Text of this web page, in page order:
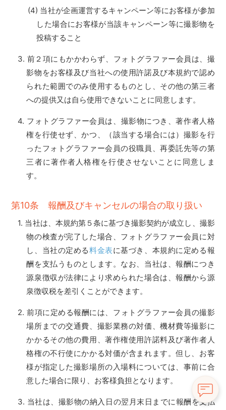
当社が企画運営するキャンペーン等にお客様が参加
した場合にお客様が当該キャンペーン等に撮影物を
投稿すること
前２項にもかかわらず、フォトグラファー会員は、撮
影物をお客様及び当社への使用許諾及び本規約で認め
られた範囲でのみ使用するものとし、その他の第三者
への提供又は自ら使用できないことに同意します。
フォトグラファー会員は、撮影物につき、著作者人格
権を行使せず、かつ、（該当する場合には）撮影を行
ったフォトグラファー会員の役職員、再委託先等の第
三者に著作者人格権を行使させないことに同意しま
す。
第10条 報酬及びキャンセルの場合の取り扱い
当社は、本規約第５条に基づき撮影契約が成立し、撮影
物の検査が完了した場合、フォトグラファー会員に対
し、当社の定める料金表に基づき、本規約に定める報
酬を支払うものとします。なお、当社は、報酬につき
源泉徴収が法律により求められた場合は、報酬から源
泉徴収税を差引くことができます。
前項に定める報酬には、フォトグラファー会員の撮影
場所までの交通費、撮影業務の対価、機材費等撮影に
かかるその他の費用、著作権使用許諾料及び著作者人
格権の不行使にかかる対価が含まれます。但し、お客
様が指定した撮影場所の入場料については、事前に合
意した場合に限り、お客様負担となります。
当社は、撮影物の納入日の翌月末日までに報酬を支払